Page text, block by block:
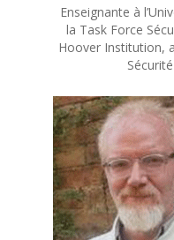
Enseignante à
la Task Force
Hoover Institution,